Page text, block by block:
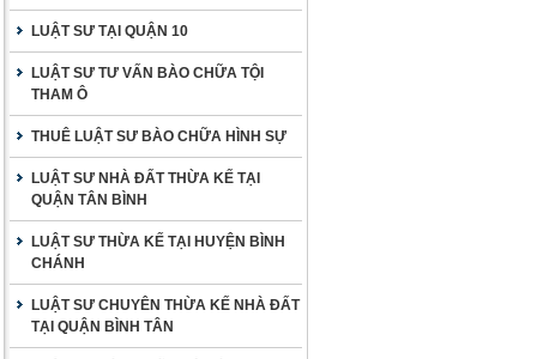
LUẬT SƯ TẠI QUẬN 10
LUẬT SƯ TƯ VẤN BÀO CHỮA TỘI
THAM Ô
THUÊ LUẬT SƯ BÀO CHỮA HÌNH SỰ
LUẬT SƯ NHÀ ĐẤT THỪA KẾ TẠI
QUẬN TÂN BÌNH
LUẬT SƯ THỪA KẾ TẠI HUYỆN BÌNH
CHÁNH
LUẬT SƯ CHUYÊN THỪA KẾ NHÀ ĐẤT
TẠI QUẬN BÌNH TÂN